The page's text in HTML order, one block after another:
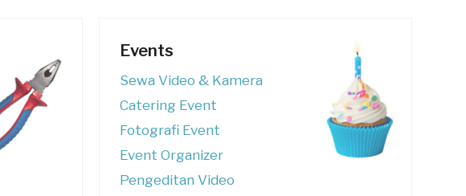
Events
Sewa Video & Kamera
Catering Event
Fotografi Event
Event Organizer
Pengeditan Video